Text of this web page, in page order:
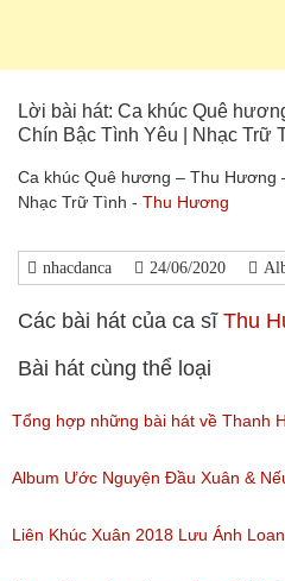
Lời bài hát: Ca khúc Quê
Chín Bậc Tình Yêu | Nhạc Trữ
Ca khúc Quê hương – Thu Hương
Nhạc Trữ Tình - Thu Hương
nhacdanca 24/06/2020
Các bài hát của ca sĩ Thu
Bài hát cùng thể loại
Tổng hợp những bài hát về Thanh
Album Ước Nguyện Đầu Xuân &
Nữ Phương Anh │ Nhạc Xuân Mới
Liên Khúc Xuân 2018 Lưu Ánh